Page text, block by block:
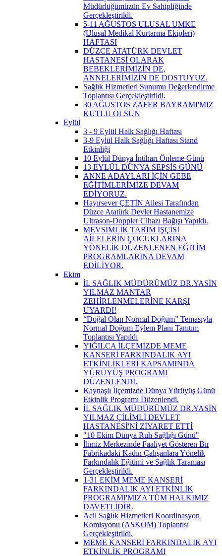
Müdürlüğümüzün Ev Sahipliğinde
Gerçekleştirildi.
5-11 AĞUSTOS ULUSAL UMKE
(Ulusal Medikal Kurtarma Ekipleri)
HAFTASI
DÜZCE ATATÜRK DEVLET
HASTANESİ OLARAK
BEBEKLERİMİZİN DE,
ANNELERİMİZİN DE DOSTUYUZ.
Sağlık Hizmetleri Sunumu Değerlendirme
Toplantısı Gerçekleştirildi.
30 AĞUSTOS ZAFER BAYRAMI'MIZ
KUTLU OLSUN
Eylül
3 - 9 Eylül Halk Sağlığı Haftası
3-9 Eylül Halk Sağlığı Haftası Stand
Etkinliği
10 Eylül Dünya İntiharı Önleme Günü
13 EYLÜL DÜNYA SEPSİS GÜNÜ
ANNE ADAYLARI İÇİN GEBE
EĞİTİMLERİMİZE DEVAM
EDİYORUZ.
Hayırsever ÇETİN Ailesi Tarafından
Düzce Atatürk Devlet Hastanemize
Ultrason-Doppler Cihazı Bağışı Yapıldı.
MEVSİMLİK TARIM İŞÇİSİ
AİLELERİN ÇOCUKLARINA
YÖNELİK DÜZENLENEN EĞİTİM
PROGRAMLARINA DEVAM
EDİLİYOR.
Ekim
İL SAĞLIK MÜDÜRÜMÜZ DR.YASİN
YILMAZ MANTAR
ZEHİRLENMELERİNE KARŞI
UYARDI!
“Doğal Olan Normal Doğum” Temasıyla
Normal Doğum Eylem Planı Tanıtım
Toplantısı Yapıldı
YIĞILCA İLÇEMİZDE MEME
KANSERİ FARKINDALIK AYI
ETKİNLİKLERİ KAPSAMINDA
YÜRÜYÜŞ PROGRAMI
DÜZENLENDİ.
Kaynaşlı İlçemizde Dünya Yürüyüş Günü
Etkinlik Programı Düzenlendi.
İL SAĞLIK MÜDÜRÜMÜZ DR.YASİN
YILMAZ ÇİLİMLİ DEVLET
HASTANESİ'Nİ ZİYARET ETTİ
"10 Ekim Dünya Ruh Sağlığı Günü"
İlimiz Merkezinde Faaliyet Gösteren Bir
Fabrikadaki Kadın Çalışanlara Yönelik
Farkındalık Eğitimi ve Sağlık Taraması
Gerçekleştirildi.
1-31 EKİM MEME KANSERİ
FARKINDALIK AYI ETKİNLİK
PROGRAMI'MIZA TÜM HALKIMIZ
DAVETLİDİR.
Acil Sağlık Hizmetleri Koordinasyon
Komisyonu (ASKOM) Toplantısı
Gerçekleştirildi.
MEME KANSERİ FARKINDALIK AYI
ETKİNLİK PROGRAMI